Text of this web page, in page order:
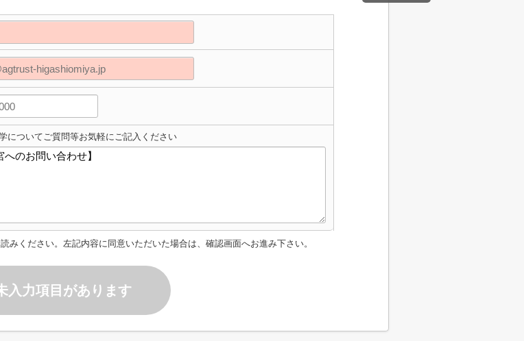
についてご質問等お気軽にご記入ください
みください。左記内容に同意いただいた場合は、確認画面へお進み下さい。
入力項目があります